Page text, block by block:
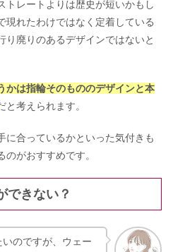
トレートよりは歴史が短いかもし
現れたわけではなく定着している
り廃りのあるデザインではないと
かは指輪そのもののデザインと本
と考えられます。
に合っているかといった気付きも
がおすすめです。
できない？
のですが、ウェー